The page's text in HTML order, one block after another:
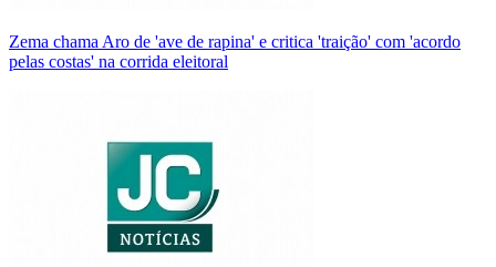
Zema chama Aro de 'ave de rapina' e critica 'traição' com 'acordo
pelas costas' na corrida eleitoral